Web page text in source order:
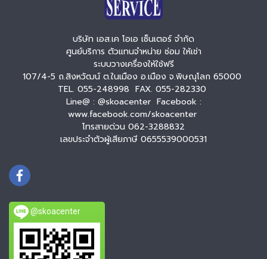
บริษัท เอส.เค โอเอ เซ็นเตอร์ จำกัด
ศูนย์บริการ ตัวแทนจำหน่าย ซ่อม ให้เช่า
ระบบวางเครื่องให้ใช้ฟรี
107/4-5 ถ.สิงหวัฒน์ ต.ในเมือง อ.เมือง จ.พิษณุโลก 65000
TEL. 055-248998 FAX. 055-282330
Line@ : @skoacenter Facebook :
www.facebook.com/skoacenter
โทรสายด่วน 062-3288832
เลขประจำตัวผู้เสียภาษี 0655539000531
@skoacenter